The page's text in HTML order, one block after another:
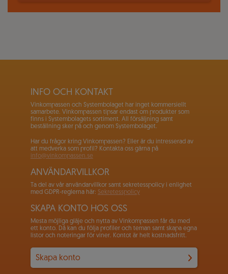
INFO OCH KONTAKT
Vinkompassen och Systembolaget har inget kommersiellt
samarbete. Vinkompassen tipsar endast om produkter som
finns i Systembolagets sortiment. All försäljning samt
beställning sker på och genom Systembolaget.
Har du frågor kring Vinkompassen? Eller är du intresserad av
att medverka som profil? Kontakta oss gärna på
info@vinkompassen.se
ANVÄNDARVILLKOR
Ta del av vår användarvillkor samt sekretesspolicy i enlighet
med GDPR-reglerna här: Sekretesspolicy
SKAPA KONTO HOS OSS
Mesta möjliga gläje och nytta av Vinkompassen får du med
ett konto. Då kan du följa profiler och teman samt skapa egna
listor och noteringar för viner. Kontot är helt kostnadsfritt.
Skapa konto